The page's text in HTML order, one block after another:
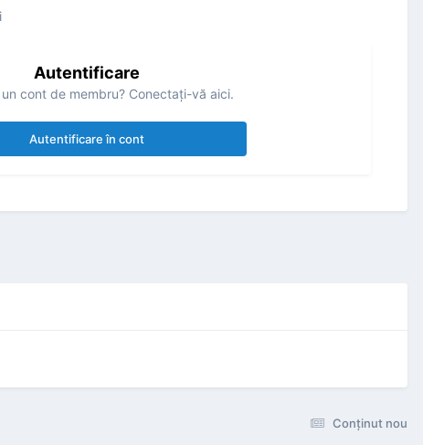
Autentificare
cont de membru? Conectaţi-vă aici.
Autentificare în cont
Conţinut nou